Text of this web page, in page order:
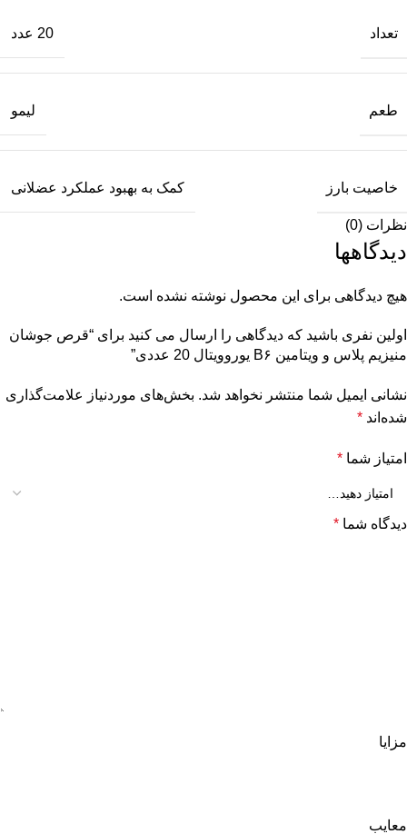
تعداد 20 عدد
طعم لیمو
خاصیت بارز کمک به بهبود عملکرد عضلانی
نظرات (0)
دیدگاهها
هیچ دیدگاهی برای این محصول نوشته نشده است.
اولین نفری باشید که دیدگاهی را ارسال می کنید برای “قرص جوشان
منیزیم پلاس و ویتامین B۶ یوروویتال 20 عددی”
نشانی ایمیل شما منتشر نخواهد شد. بخش‌های موردنیاز علامت‌گذاری
شده‌اند *
امتیاز شما *
دیدگاه شما *
مزایا
معایب